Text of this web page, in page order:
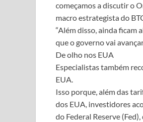
começamos a discutir o
macro estrategista do
“Além disso, ainda ficam
que o governo vai
De olho nos EUA
Especialistas também
EUA.
Isso porque, além das
dos EUA, investidores
do Federal Reserve